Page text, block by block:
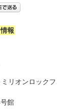
報
リオンロックフ
館